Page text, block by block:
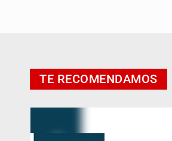
TE RECOMENDAMOS